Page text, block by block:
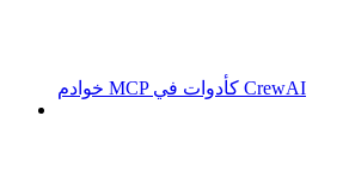
خوادم MCP كأدوات في CrewAI